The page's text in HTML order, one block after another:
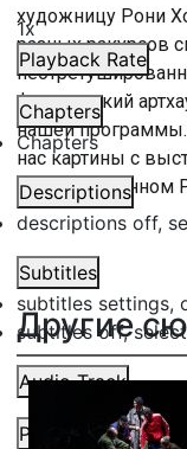
1x
Playback Rate
Chapters
Chapters
Descriptions
descriptions off,
Subtitles
subtitles settings,
subtitles off,
Audio Track
Picture-in-Picture
художницу Рони
разных ракурсов
французский
нашей программы.
нас картины с
Государственном
Другие